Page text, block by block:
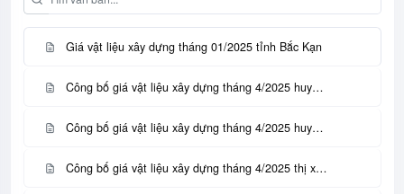
Giá vật liệu xây dựng tháng 01/2025 tỉnh Bắc Kạn
Công bố giá vật liệu xây dựng tháng 4/2025 huyện Sơn Động - tỉnh Bắc Giang
Công bố giá vật liệu xây dựng tháng 4/2025 huyện Lục Ngạn - tỉnh Bắc Giang
Công bố giá vật liệu xây dựng tháng 4/2025 thị xã Chũ - tỉnh Bắc Giang